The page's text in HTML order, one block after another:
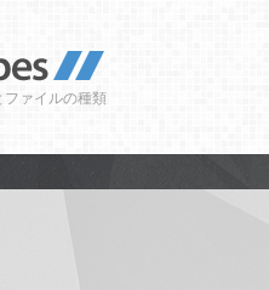
ファイルの種類